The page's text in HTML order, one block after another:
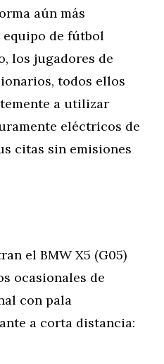
aún más
equipo de fútbol
los jugadores de
todos ellos
a utilizar
eléctricos de
citas sin emisiones
el BMW X5 (G05)
ocasionales de
con pala
a corta distancia: